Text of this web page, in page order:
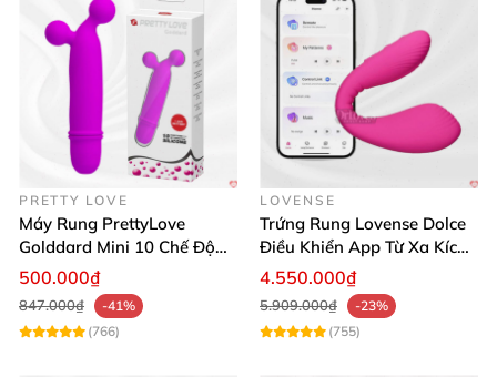
PRETTY LOVE
Máy Rung PrettyLove
Golddard Mini 10 Chế Độ
Kích Thích Cực Sướng
500.000₫
847.000₫
-41%
(766)
LOVENSE
Trứng Rung Lovense Dolce
Điều Khiển App Từ Xa Kích
Thích
4.550.000₫
5.909.000₫
-23%
(755)